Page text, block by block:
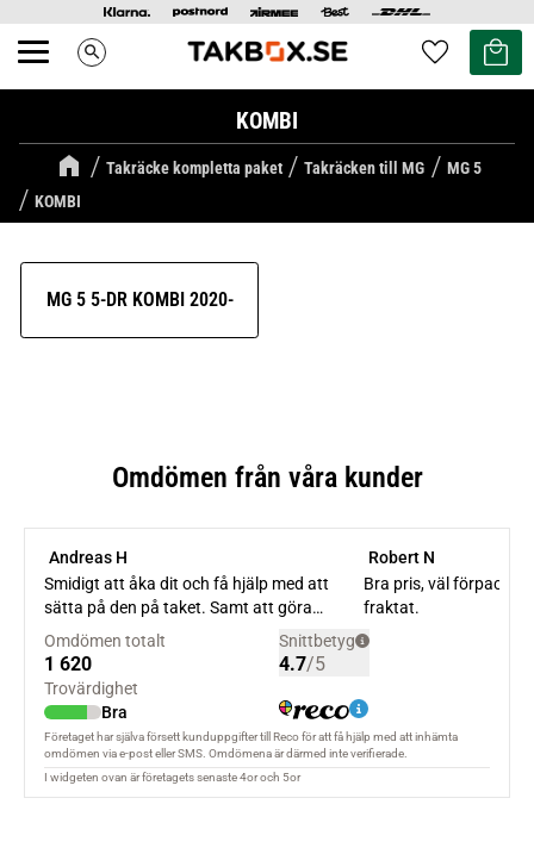
Meny search Favoriter
Kundvagn
KOMBI
Takräcke kompletta paket Takräcken till MG
MG 5
KOMBI
MG 5 5-DR KOMBI 2020-